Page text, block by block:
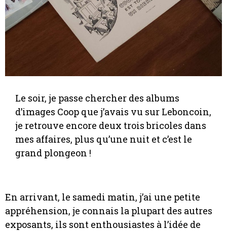
Le soir, je passe chercher des albums
d’images Coop que j’avais vu sur Leboncoin,
je retrouve encore deux trois bricoles dans
mes affaires, plus qu’une nuit et c’est le
grand plongeon !
En arrivant, le samedi matin, j’ai une petite
appréhension, je connais la plupart des autres
exposants, ils sont enthousiastes à l’idée de